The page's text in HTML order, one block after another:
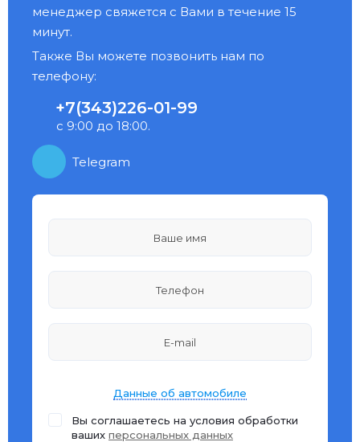
менеджер свяжется с Вами в течение 15
минут.
Также Вы можете позвонить нам по
телефону:
+7(343)226-01-99
с 9:00 до 18:00.
Telegram
Данные об автомобиле
Вы соглашаетесь на условия обработки
ваших персональных данных